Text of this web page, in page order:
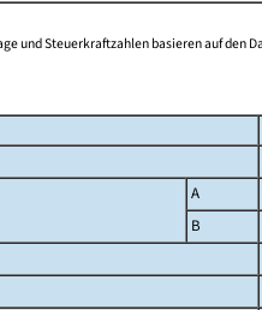
Steuerkraftzahlen basieren auf den
A
B